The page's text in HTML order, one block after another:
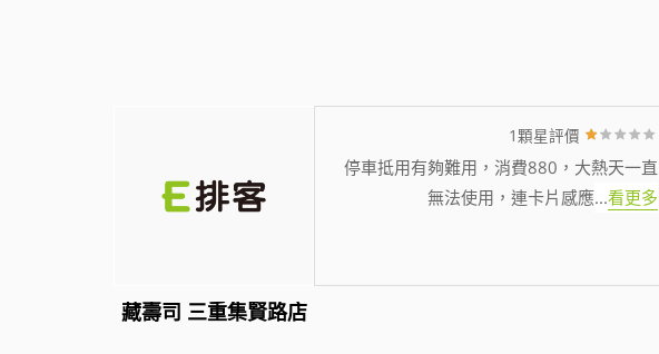
1顆星評價
停車抵用有夠難用，消費880，大熱天一直
無法使用，連卡片感應...看更多
藏壽司 三重集賢路店